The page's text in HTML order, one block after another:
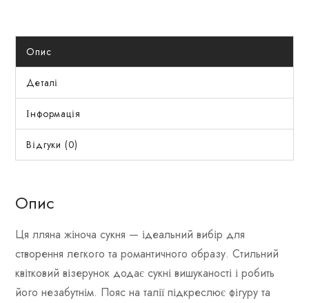
Опис
Деталі
Інформація
Відгуки (0)
Опис
Ця лляна жіноча сукня — ідеальний вибір для
створення легкого та романтичного образу. Стильний
квітковий візерунок додає сукні вишуканості і робить
його незабутнім. Пояс на талії підкреслює фігуру та